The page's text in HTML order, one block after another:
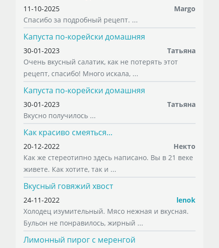
11-10-2025
Margo
Спасибо за подробный рецепт. ...
Капуста по-корейски домашняя
30-01-2023
Татьяна
Очень вкусный салатик, как не потерять этот
рецепт, спасибо! Много искала, ...
Капуста по-корейски домашняя
30-01-2023
Татьяна
Вкусно получилось ...
Как красиво смеяться...
20-12-2022
Некто
Как же стереотипно здесь написано. Вы в 21 веке
живете. Как хотите, так и ...
Вкусный говяжий хвост
24-11-2022
lenok
Холодец изумительный. Мясо нежная и вкусная.
Бульон не понравилось, жирный ...
Лимонный пирог с меренгой